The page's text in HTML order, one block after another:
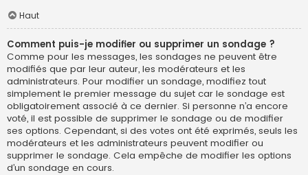
Haut
Comment puis-je modifier ou supprimer un sondage ?
Comme pour les messages, les sondages ne peuvent être
modifiés que par leur auteur, les modérateurs et les
administrateurs. Pour modifier un sondage, modifiez tout
simplement le premier message du sujet car le sondage est
obligatoirement associé à ce dernier. Si personne n’a encore
voté, il est possible de supprimer le sondage ou de modifier
ses options. Cependant, si des votes ont été exprimés, seuls les
modérateurs et les administrateurs peuvent modifier ou
supprimer le sondage. Cela empêche de modifier les options
d’un sondage en cours.